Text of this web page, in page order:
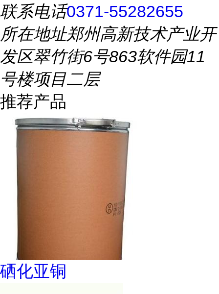
联系电话0371-55282655
所在地址郑州高新技术产业开
发区翠竹街6号863软件园11
号楼项目二层
推荐产品
硒化亚铜